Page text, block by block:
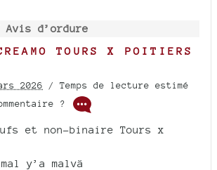
Avis d’ordure
TOURS X POITIERS
2026 / Temps de lecture estimé
?
et non-binaire Tours x
y’a malvä